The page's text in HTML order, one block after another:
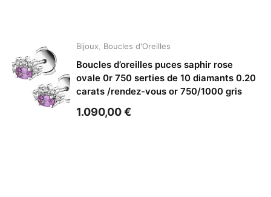
Bijoux Boucles d'Oreilles
Boucles d’oreilles puces saphir rose
ovale 0r 750 serties de 10 diamants 0.20
carats /rendez-vous or 750/1000 gris
1.090,00€